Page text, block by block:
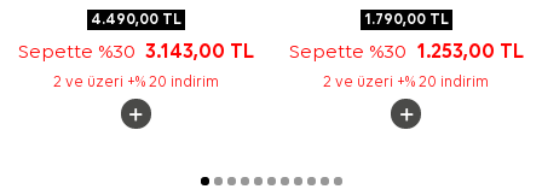
4.490,00TL
Sepette %30 3.143,00 TL
2 ve üzeri +% 20 indirim
1.790,00TL
Sepette %30 1.253,00 TL
2 ve üzeri +% 20 indirim